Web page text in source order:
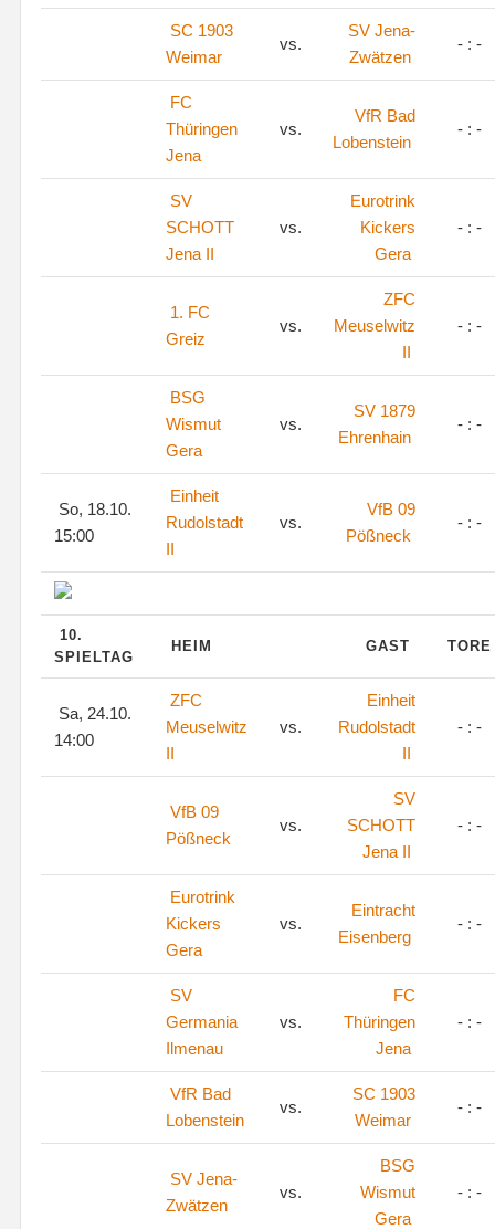
SC 1903
Weimar
vs.
SV Jena-
Zwätzen
- : -
FC
Thüringen
Jena
vs.
VfR Bad
Lobenstein
- : -
SV
SCHOTT
Jena II
vs.
Eurotrink
Kickers
Gera
- : -
1. FC
Greiz
vs.
ZFC
Meuselwitz
II
- : -
BSG
Wismut
Gera
vs.
SV 1879
Ehrenhain
- : -
So, 18.10.
15:00
Einheit
Rudolstadt
II
vs.
VfB 09
Pößneck
- : -
10.
SPIELTAG
HEIM GAST
Sa, 24.10.
14:00
ZFC
Meuselwitz
II
vs.
Einheit
Rudolstadt
II
- : -
VfB 09
Pößneck
vs.
SV
SCHOTT
Jena II
- : -
Eurotrink
Kickers
Gera
vs.
Eintracht
Eisenberg
- : -
SV
Germania
Ilmenau
vs.
FC
Thüringen
Jena
- : -
VfR Bad
Lobenstein
vs.
SC 1903
Weimar
- : -
SV Jena-
Zwätzen
vs.
BSG
Wismut
Gera
- : -